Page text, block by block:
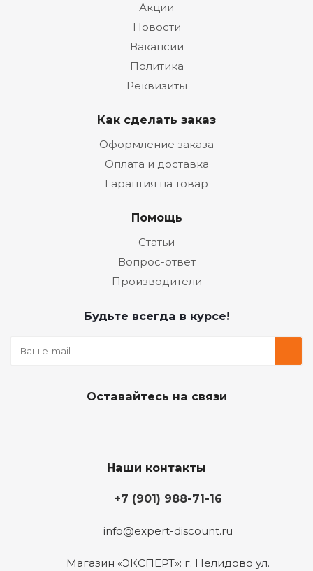
Акции
Новости
Вакансии
Политика
Реквизиты
Как сделать заказ
Оформление заказа
Оплата и доставка
Гарантия на товар
Помощь
Статьи
Вопрос-ответ
Производители
Будьте всегда в курсе!
Оставайтесь на связи
Наши контакты
+7 (901) 988-71-16
info@expert-discount.ru
Магазин «ЭКСПЕРТ»: г. Нелидово ул.